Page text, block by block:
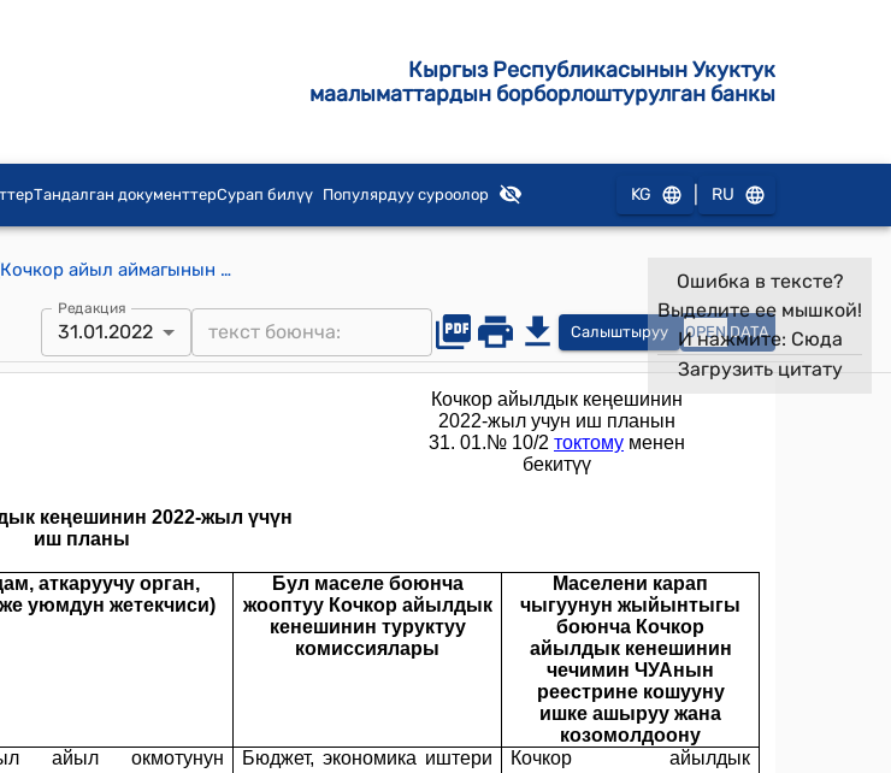
Кыргыз Республикасынын Укуктук
маалыматтардын борборлоштурулган банкы
Тандалган документтерСурап билүү Популярдуу суроолор KG RU
Кочкор айылдык кеңешинин 2022-жыл үчүн иш планы (Кочкор айыл аймагынын айылдык кеңешинин 2022-жылдын 31-январындагы № 10\2 токтомуна ылайык)
Редакция
31.01.2022 Салыштыруу OPEN DATA
Ошибка в тексте?
Выделите ее мышкой!
И нажмите: Сюда
Загрузить цитату